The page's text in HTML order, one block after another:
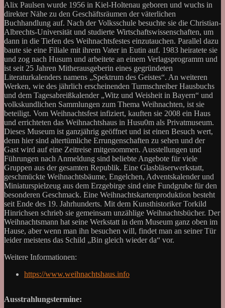
Alix Paulsen wurde 1956 in Kiel-Holtenau geboren und wuchs in
direkter Nähe zu den Geschäftsräumen der väterlichen
Buchhandlung auf. Nach der Volksschule besuchte sie die Christian-
Albrechts-Universität und studierte Wirtschaftswissenschaften, um
dann in die Tiefen des Weihnachtsfestes einzutauchen. Parallel dazu
baute sie eine Filiale mit ihrem Vater in Eutin auf. 1983 heiratete sie
und zog nach Husum und arbeitete an einem Verlagsprogramm und
ist seit 25 Jahren Mitherausgeberin eines gegründeten
Literaturkalenders namens „Spektrum des Geistes“. An weiteren
Werken, wie des jährlich erscheinenden Turmschreiber Hausbuchs
und dem Tagesabreißkalender „Witz und Weisheit in Bayern“ und
volkskundlichen Sammlungen zum Thema Weihnachten, ist sie
beteiligt. Vom Weihnachtsfest infiziert, kauften sie 2008 ein Haus
und errichteten das Weihnachtshaus in Husu0m als Privatmuseum.
Dieses Museum ist ganzjährig geöffnet und ist einen Besuch wert,
denn hier sind altertümliche Errungenschaften zu sehen und der
Gast wird auf eine Zeitreise mitgenommen. Ausstellungen und
Führungen nach Anmeldung sind beliebte Angebote für viele
Gruppen aus der gesamten Republik. Eine Glasbläserwerkstatt,
geschmückte Weihnachtsbäume, Engelchen, Adventskalender und
Miniaturspielzeug aus dem Erzgebirge sind eine Fundgrube für den
besonderen Geschmack. Eine Weihnachtskartenproduktion besteht
seit Ende des 19. Jahrhunderts. Mit dem Kunsthistoriker Torkild
Hinrichsen schrieb sie gemeinsam unzählige Weihnachtsbücher. Der
Weihnachtsmann hat seine Werkstatt in dem Museum ganz oben im
Hause, aber wenn man ihn besuchen will, findet man an seiner Tür
leider meistens das Schild „Bin gleich wieder da“ vor.
Weitere Informationen:
https://www.weihnachtshaus.info
Ausstrahlungstermine: